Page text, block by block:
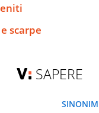
scarpe
SAPERE